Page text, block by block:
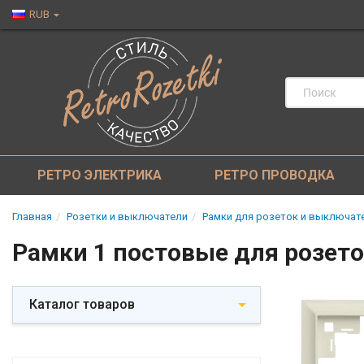
RUB
РЕТРО ЭЛЕКТРИКА РЕТРО ПРОВОДКА
Главная Розетки и выключатели Рамки для розеток и
Рамки 1 постовые для
Каталог товаров